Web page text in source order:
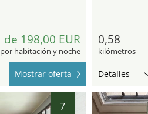
de 198,00 EUR
por habitación y noche
Mostrar oferta
0,58
kilómetros
Detalles
7